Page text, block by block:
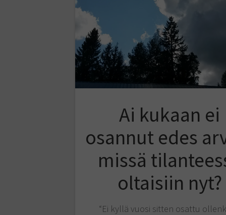
Ai kukaan ei
osannut edes
missä
oltaisiin nyt?
“Ei kyllä vuosi sitten osattu